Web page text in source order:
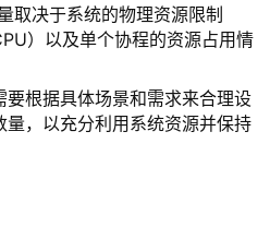
取决于系统的物理资源限制
）以及单个协程的资源占用情
要根据具体场景和需求来合理设
量，以充分利用系统资源并保持